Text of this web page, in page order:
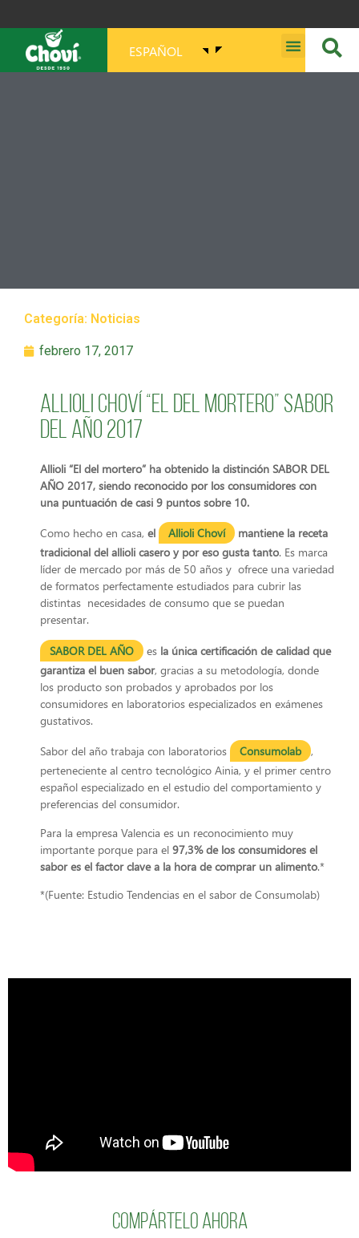
ESPAÑOL
Categoría: Noticias
febrero 17, 2017
Allioli Choví “El del Mortero” sabor
del año 2017
Allioli “El del mortero” ha obtenido la distinción SABOR DEL
AÑO 2017, siendo reconocido por los consumidores con
una puntuación de casi 9 puntos sobre 10.
Como hecho en casa, el Allioli Choví
mantiene la receta
tradicional del allioli casero y por eso gusta tanto. Es marca
líder de mercado por más de 50 años y ofrece una variedad
de formatos perfectamente estudiados para cubrir las
distintas necesidades de consumo que se puedan
presentar.
SABOR DEL AÑO es la única certificación de calidad que
garantiza el buen sabor, gracias a su metodología, donde
los producto son probados y aprobados por los
consumidores en laboratorios especializados en exámenes
gustativos.
Sabor del año trabaja con laboratorios Consumolab
,
perteneciente al centro tecnológico Ainia, y el primer centro
español especializado en el estudio del comportamiento y
preferencias del consumidor.
Para la empresa Valencia es un reconocimiento muy
importante porque para el 97,3% de los consumidores el
sabor es el factor clave a la hora de comprar un alimento.*
*(Fuente: Estudio Tendencias en el sabor de Consumolab)
Compártelo ahora